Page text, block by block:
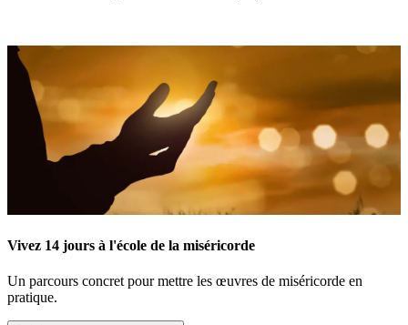
Vivez 14 jours à l'école de la miséricorde
Un parcours concret pour mettre les œuvres de miséricorde en
pratique.